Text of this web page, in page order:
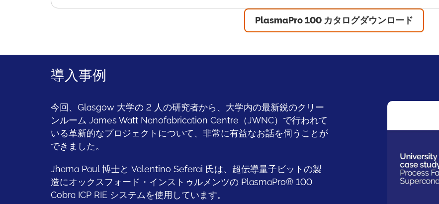
PlasmaPro 100 カタログダウンロード
導入事例
今回、Glasgow 大学の 2 人の研究者から、大学内の最新鋭のクリー
ンルーム James Watt Nanofabrication Centre（JWNC）で行われて
いる革新的なプロジェクトについて、非常に有益なお話を伺うことが
できました。
Jharna Paul 博士と Valentino Seferai 氏は、超伝導量子ビットの製
造にオックスフォード・インストゥルメンツの PlasmaPro® 100
Cobra ICP RIE システムを使用しています。